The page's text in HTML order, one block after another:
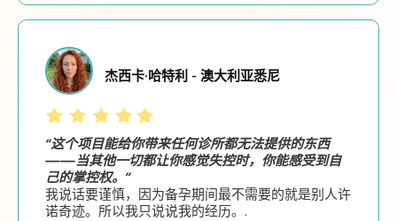
杰西卡·哈特利 - 澳大利亚悉尼
“这个项目能给你带来任何诊所都无法提供的东西
——当其他一切都让你感觉失控时，你能感受到自
己的掌控权。”
我说话要谨慎，因为备孕期间最不需要的就是别人许
诺奇迹。所以我只说说我的经历。.